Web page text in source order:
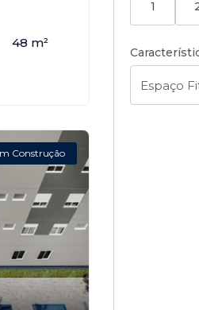
48 m²
Construção
1